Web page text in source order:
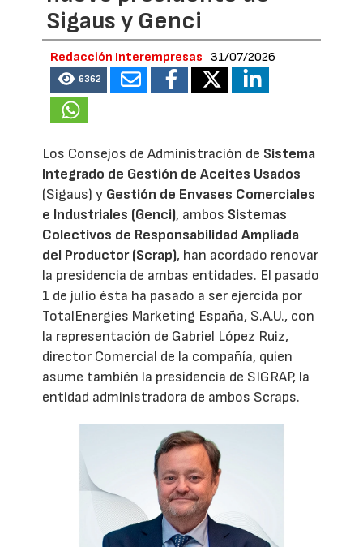
Sigaus y Genci
Redacción Interempresas 31/07/2026
6362
Los Consejos de Administración de Sistema
Integrado de Gestión de Aceites Usados
(Sigaus) y Gestión de Envases Comerciales
e Industriales (Genci), ambos Sistemas
Colectivos de Responsabilidad Ampliada
del Productor (Scrap), han acordado renovar
la presidencia de ambas entidades. El pasado
1 de julio ésta ha pasado a ser ejercida por
TotalEnergies Marketing España, S.A.U., con
la representación de Gabriel López Ruiz,
director Comercial de la compañía, quien
asume también la presidencia de SIGRAP, la
entidad administradora de ambos Scraps.